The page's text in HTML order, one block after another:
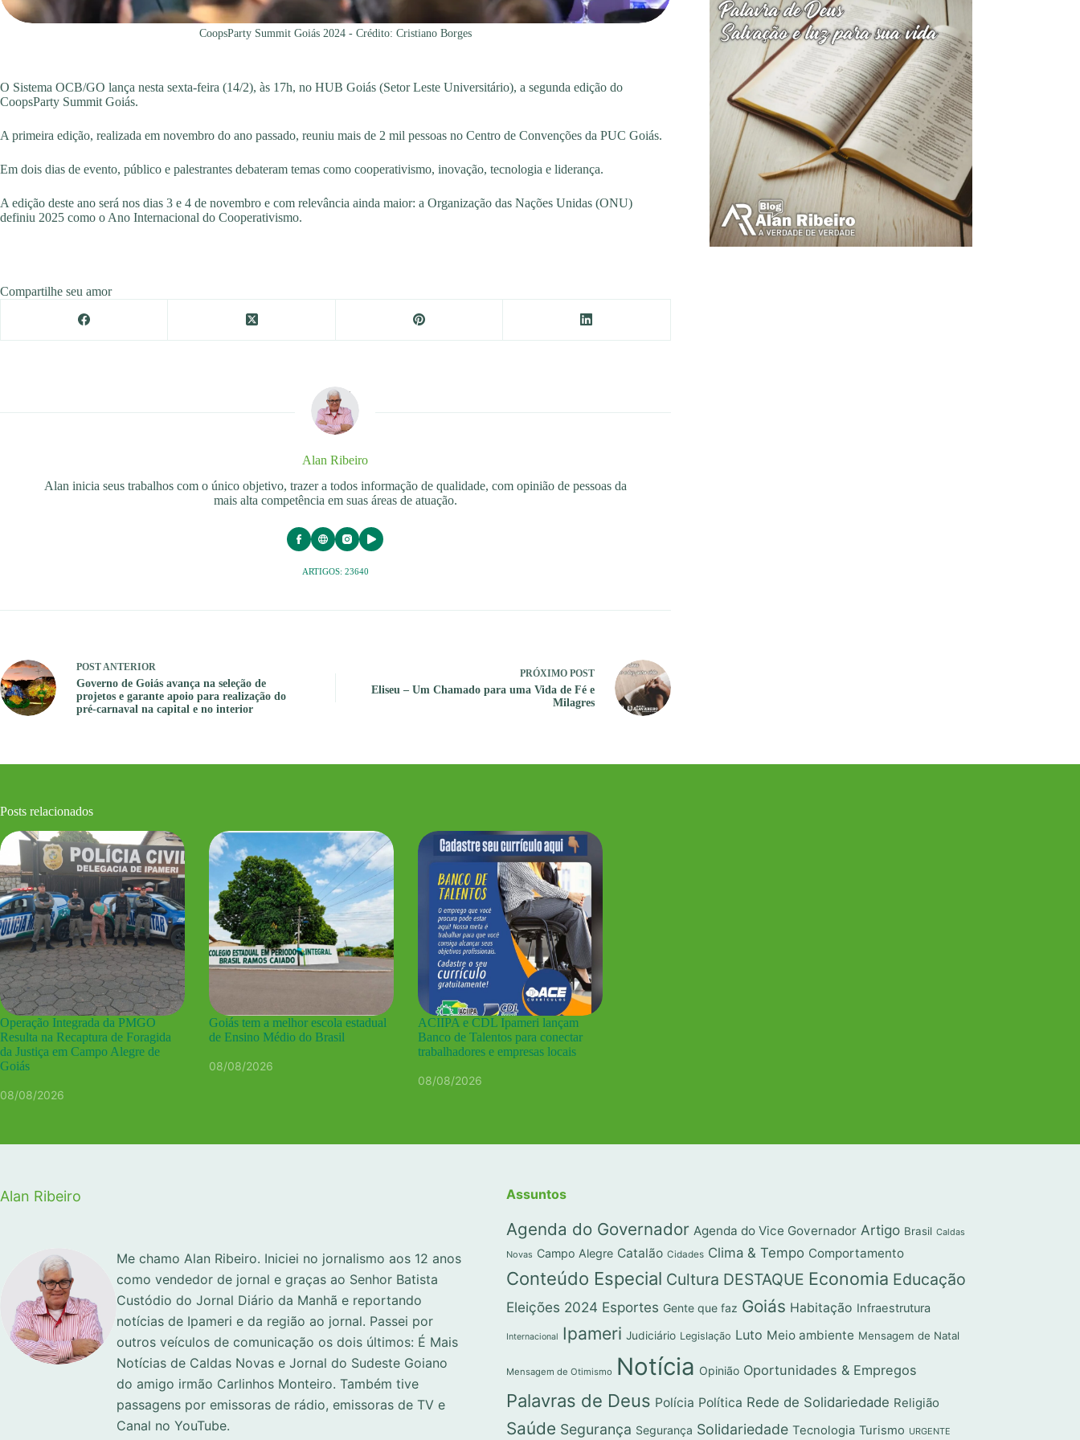
CoopsParty Summit Goiás 2024 - Crédito: Cristiano Borges
O Sistema OCB/GO lança nesta sexta-feira (14/2), às 17h, no HUB Goiás (Setor Leste Universitário), a segunda edição do
CoopsParty Summit Goiás.
A primeira edição, realizada em novembro do ano passado, reuniu mais de 2 mil pessoas no Centro de Convenções da PUC Goiás.
Em dois dias de evento, público e palestrantes debateram temas como cooperativismo, inovação, tecnologia e liderança.
A edição deste ano será nos dias 3 e 4 de novembro e com relevância ainda maior: a Organização das Nações Unidas (ONU)
definiu 2025 como o Ano Internacional do Cooperativismo.
Compartilhe seu amor
Alan Ribeiro
Alan inicia seus trabalhos com o único objetivo, trazer a todos informação de qualidade, com opinião de pessoas da
mais alta competência em suas áreas de atuação.
ARTIGOS: 23640
POSTANTERIOR
Governo de Goiás avança na seleção de
projetos e garante apoio para realização do
pré-carnaval na capital e no interior
PRÓXIMO POST
Eliseu – Um Chamado para uma Vida de Fé e
Milagres
Posts relacionados
Operação Integrada da PMGO
Resulta na Recaptura de Foragida
da Justiça em Campo Alegre de
Goiás
08/08/2026
Goiás tem a melhor escola estadual
de Ensino Médio do Brasil
08/08/2026
ACIIPA e CDL Ipameri lançam
Banco de Talentos para conectar
trabalhadores e empresas locais
08/08/2026
Alan Ribeiro
Me chamo Alan Ribeiro. Iniciei no jornalismo aos 12 anos
como vendedor de jornal e graças ao Senhor Batista
Custódio do Jornal Diário da Manhã e reportando
notícias de Ipameri e da região ao jornal. Passei por
outros veículos de comunicação os dois últimos: É Mais
Notícias de Caldas Novas e Jornal do Sudeste Goiano
do amigo irmão Carlinhos Monteiro. Também tive
passagens por emissoras de rádio, emissoras de TV e
Canal no YouTube.
Assuntos
Agenda do Governador Agenda do Vice Governador Artigo Brasil Caldas
Novas Campo Alegre Catalão Cidades Clima & Tempo Comportamento
Conteúdo Especial Cultura DESTAQUE Economia Educação
Eleições 2024 Esportes Gente que faz Goiás Habitação Infraestrutura
Internacional Ipameri Judiciário Legislação Luto Meio ambiente Mensagem de Natal
Mensagem de Otimismo Notícia Opinião Oportunidades & Empregos
Palavras de Deus Polícia Política Rede de Solidariedade Religião
Saúde Segurança Segurança Solidariedade Tecnologia Turismo URGENTE